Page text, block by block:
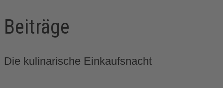
Beiträge
Die kulinarische Einkaufsnacht